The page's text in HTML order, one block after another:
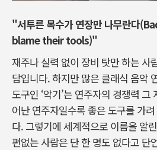
"서투른 목수가 연장만 나무란다
blame their tools)"
재주나 실력 없이 장비 탓만 하는 사
담입니다. 하지만 많은 클래식 음악
도구인 ‘악기’는 연주자의 경쟁력 그
어난 연주자일수록 좋은 도구를 가
다. 그렇기에 세계적으로 이름을 알
편없는 사람은 단 한 명도 없다고 단